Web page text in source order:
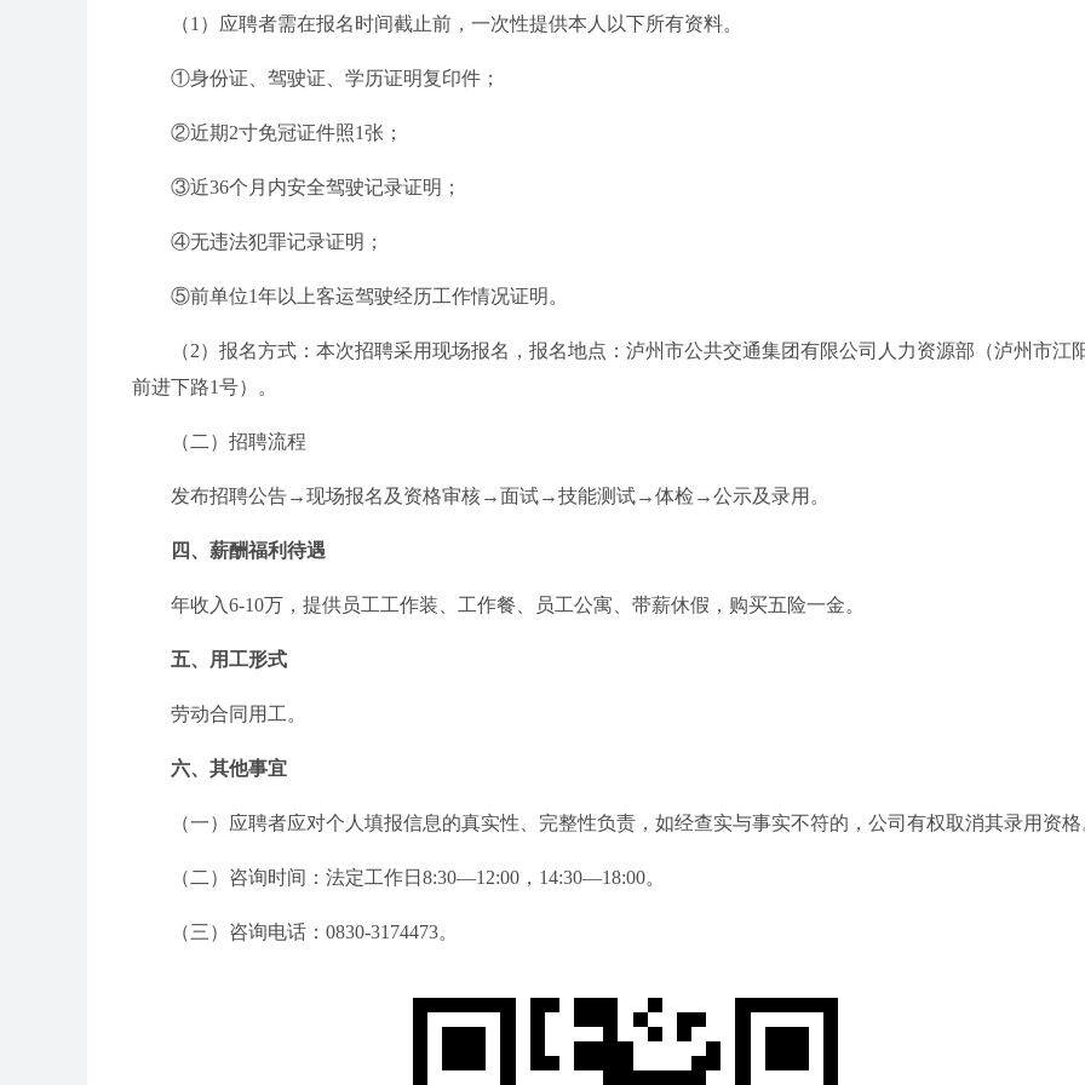
（1）应聘者需在报名时间截止前，一次性提供本人以下所有资料。
①身份证、驾驶证、学历证明复印件；
②近期2寸免冠证件照1张；
③近36个月内安全驾驶记录证明；
④无违法犯罪记录证明；
⑤前单位1年以上客运驾驶经历工作情况证明。
（2）报名方式：本次招聘采用现场报名，报名地点：泸州市公共交通集团有限公司人力资源部（泸州市江
前进下路1号）。
（二）招聘流程
发布招聘公告→现场报名及资格审核→面试→技能测试→体检→公示及录用。
四、薪酬福利待遇
年收入6-10万，提供员工工作装、工作餐、员工公寓、带薪休假，购买五险一金。
五、用工形式
劳动合同用工。
六、其他事宜
（一）应聘者应对个人填报信息的真实性、完整性负责，如经查实与事实不符的，公司有权取消其录用资格
（二）咨询时间：法定工作日8:30—12:00，14:30—18:00。
（三）咨询电话：0830-3174473。